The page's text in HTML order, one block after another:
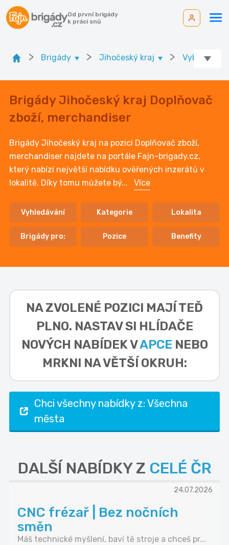
Od první brigády
k práci snů
> Brigády > Jihočeský kraj > Vyberte
Brigády Jihočeský kraj Doplňovač
zboží, merchandiser
Brigády Jihočeský kraj na pozici Doplňovač zboží,
merchandiser najdete na portále Fajn-brigady.cz,
který nabízí největší nabídku ověřených inzerátů v
lokalitě. Díky tomu můžete bý... Více
Vyhledávání Kategorie Lokalita
Brigády pro: Pozice Benefity
NA ZVOLENÉ POZICI MAJÍ TEĎ
PLNO. NASTAV SI HLÍDAČE
NOVÝCH NABÍDEK VAPCE NEBO
MRKNI NA VĚTŠÍ OKRUH:
Chci všechny nabídky z: Všechna
města
DALŠÍ NABÍDKY Z CELÉ ČR
24.07.2026
CNC frézař | Bez nočních
směn
Máš technické myšlení, baví tě stroje a chceš pr...